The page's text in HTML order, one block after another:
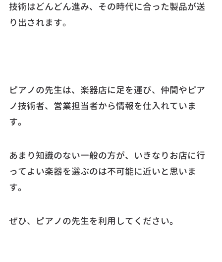
技術はどんどん進み、その時代に合った製品が送
り出されます。
ピアノの先生は、楽器店に足を運び、仲間やピア
ノ技術者、営業担当者から情報を仕入れていま
す。
あまり知識のない一般の方が、いきなりお店に行
ってよい楽器を選ぶのは不可能に近いと思いま
す。
ぜひ、ピアノの先生を利用してください。